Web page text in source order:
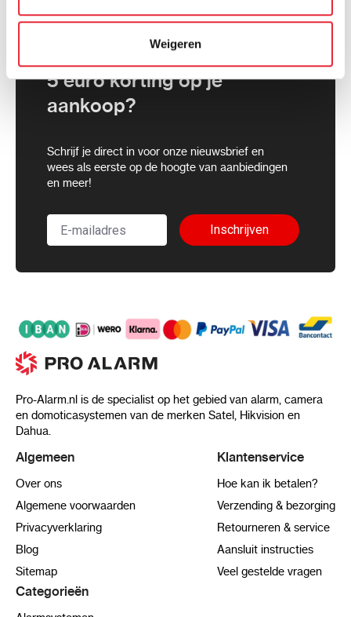
kunnen ontvangen en verwerken.
Weigeren
5 euro korting op je
aankoop?
Schrijf je direct in voor onze nieuwsbrief en
wees als eerste op de hoogte van aanbiedingen
en meer!
Inschrijven
Pro-Alarm.nl is de specialist op het gebied van alarm, camera
en domoticasystemen van de merken Satel, Hikvision en
Dahua.
Algemeen
Over ons
Algemene voorwaarden
Privacyverklaring
Blog
Sitemap
Klantenservice
Hoe kan ik betalen?
Verzending & bezorging
Retourneren & service
Aansluit instructies
Veel gestelde vragen
Categorieën